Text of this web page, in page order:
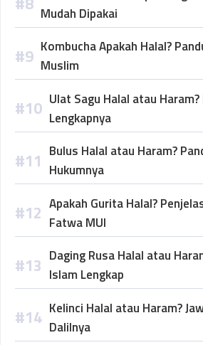
Mudah Dipakai
Kombucha Apakah Halal?
Muslim
Ulat Sagu Halal atau
Lengkapnya
Bulus Halal atau Haram?
Hukumnya
Apakah Gurita Halal?
Fatwa MUI
Daging Rusa Halal atau
Islam Lengkap
Kelinci Halal atau Haram?
Dalilnya